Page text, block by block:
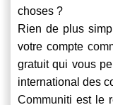
choses ?
Rien de plus
votre compte
gratuit qui vous
international des
Communiti est le